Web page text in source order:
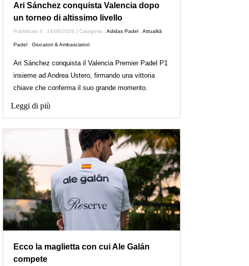
Ari Sánchez conquista Valencia dopo
un torneo di altissimo livello
Pubblicato il : 14/06/2026 | Categoria :Adidas Padel ,Attualità
Padel ,Giocatori & Ambasciatori
Ari Sánchez conquista il Valencia Premier Padel P1
insieme ad Andrea Ustero, firmando una vittoria
chiave che conferma il suo grande momento.
Leggi di più
Ecco la maglietta con cui Ale Galán
compete